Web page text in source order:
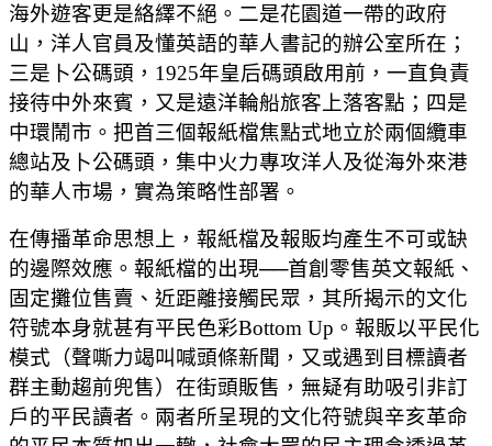
海外遊客更是絡繹不絕。二是花園道一帶的政府
山，洋人官員及懂英語的華人書記的辦公室所在；
三是卜公碼頭，1925年皇后碼頭啟用前，一直負責
接待中外來賓，又是遠洋輪船旅客上落客點；四是
中環鬧市。把首三個報紙檔焦點式地立於兩個纜車
總站及卜公碼頭，集中火力專攻洋人及從海外來港
的華人市場，實為策略性部署。
在傳播革命思想上，報紙檔及報販均產生不可或缺
的邊際效應。報紙檔的出現──首創零售英文報紙、
固定攤位售賣、近距離接觸民眾，其所揭示的文化
符號本身就甚有平民色彩Bottom Up。報販以平民化
模式（聲嘶力竭叫喊頭條新聞，又或遇到目標讀者
群主動趨前兜售）在街頭販售，無疑有助吸引非訂
戶的平民讀者。兩者所呈現的文化符號與辛亥革命